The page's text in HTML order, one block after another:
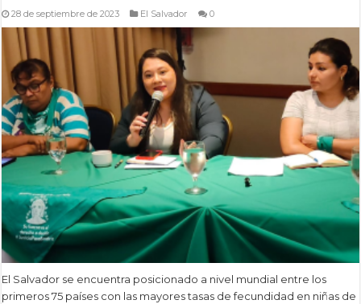
28 de septiembre de 2023 El Salvador 0
El Salvador se encuentra posicionado a nivel mundial entre los
primeros 75 países con las mayores tasas de fecundidad en niñas de